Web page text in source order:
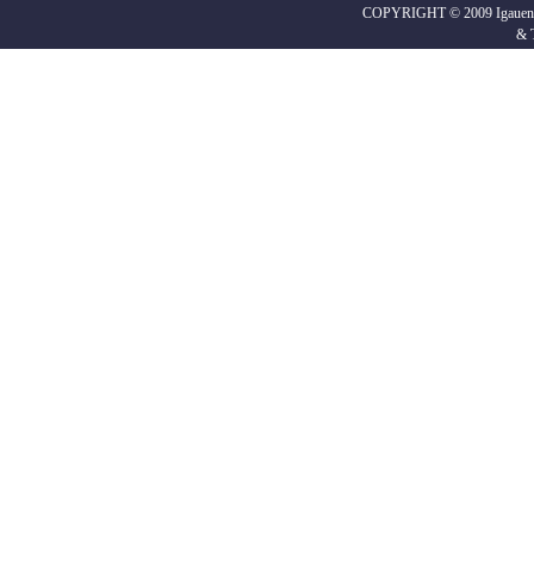
COPYRIGHT © 2009
&